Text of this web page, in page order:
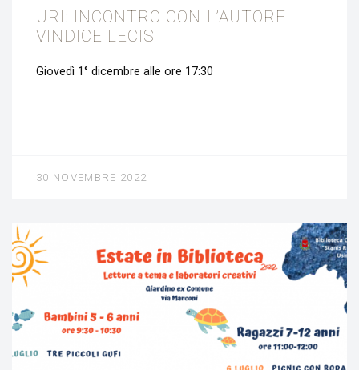
URI: INCONTRO CON L’AUTORE
VINDICE LECIS
Giovedì 1° dicembre alle ore 17:30
30 NOVEMBRE 2022